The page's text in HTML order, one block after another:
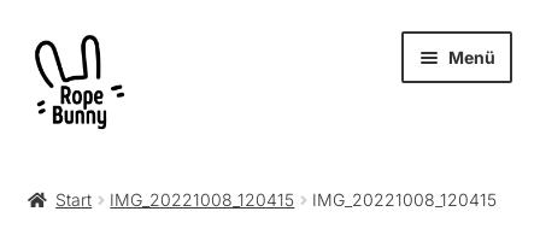
Zur
Navigation
springen
Zum
Inhalt
springen
Menü
öffnen
Start IMG_20221008_120415 IMG_20221008_120415